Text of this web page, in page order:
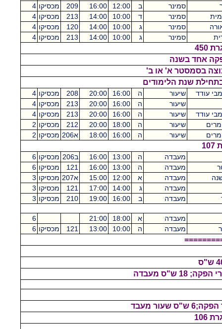
סמינר ב 12:00
16:00
209 מכסיקו 4
סמינר ד 10:00
14:00
213 מכסיקו 4
סמינר ג 10:00
14:00
120 מכסיקו 4
סמינר ג 10:00
14:00
213 מכסיקו 4
אחד בשנה
בסמסטר א' או ב'
שנת הלימודים
עודד שיעור ה 16:00
20:00
208 מכסיקו 4
שיעור
ה 16:00
20:00
213 מכסיקו 4
עודד
שיעור ה 16:00
20:00
213 מכסיקו 4
מרים
שיעור ה 18:00
20:00
212 מכסיקו 2
מרים
שיעור ה 16:00
18:00 א206 מכסיקו 2
מעבדה ה 13:00
16:00 ב206 מכסיקו 6
מעבדה ה 13:00
16:00
121 מכסיקו 6
מעבדה א 12:00
15:00 א207 מכסיקו 3
מעבדה
ג 14:00
17:00
121 מכסיקו 3
מעבדה ב 16:00
19:00
210 מכסיקו 3
מעבדה א 18:00
21:00
6
מעבדה ה 10:00
13:00
121 מכסיקו 6